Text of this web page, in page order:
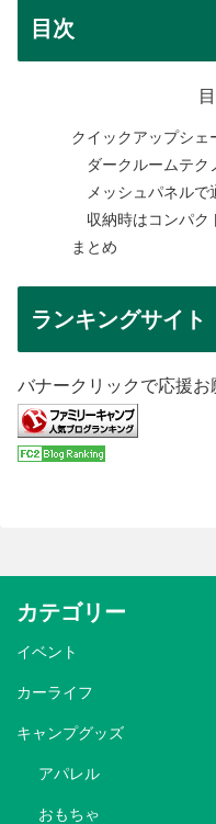
目次
クイックアップシェ
ダークルームテク
メッシュパネルで
収納時はコンパク
まとめ
ランキングサイト
バナークリックで応援お
カテゴリー
イベント
カーライフ
キャンプグッズ
アパレル
おもちゃ